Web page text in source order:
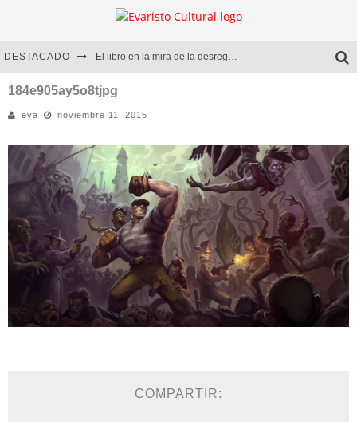
DESTACADO El libro en la mira de la desregulación
Marcelo Rubio | El llovedor
Diego Meret | Hotel Acapulco
Alejandra Correa | La nieve
184e905ay5o8tjpg
eva noviembre 11, 2015
COMPARTIR: